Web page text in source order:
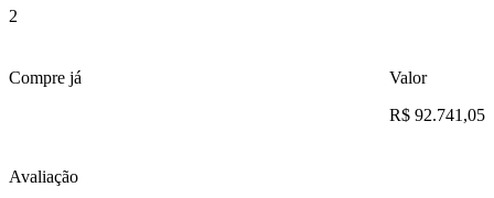
2
Compre já
Valor
R$ 92.741,05
Avaliação